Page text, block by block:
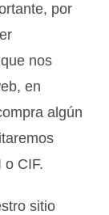
por
nos
en
algún
o CIF.
sitio